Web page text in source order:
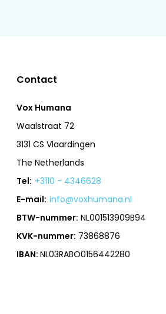
Contact
Vox Humana
Waalstraat 72
3131 CS Vlaardingen
The Netherlands
Tel: +3110 - 4346628
E-mail: info@voxhumana.nl
BTW-nummer: NL001513909B94
KVK-nummer: 73868876
IBAN:NL03RABO0156442280